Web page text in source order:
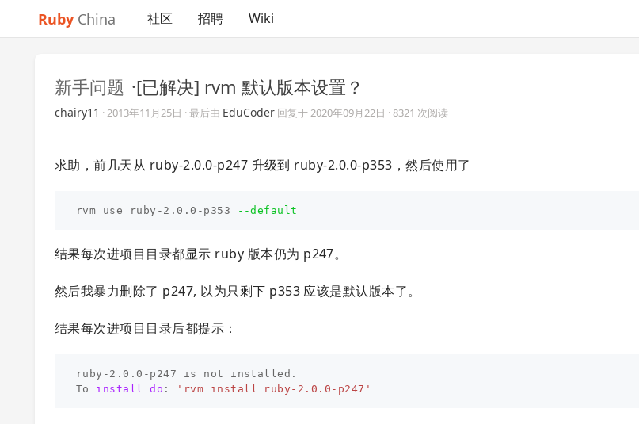
Ruby China 社区 招聘 Wiki
新手问题 ·[已解决] rvm 默认版本设置？
chairy11 ·2013年11月25日 · 最后由 EduCoder 回复于2020年09月22日 · 8321 次阅读
求助，前几天从 ruby-2.0.0-p247 升级到 ruby-2.0.0-p353，然后使用了
rvm use ruby-2.0.0-p353 --default
结果每次进项目目录都显示 ruby 版本仍为 p247。
然后我暴力删除了 p247, 以为只剩下 p353 应该是默认版本了。
结果每次进项目目录后都提示：
ruby-2.0.0-p247 is not installed.
To install do : 'rvm install ruby-2.0.0-p247'